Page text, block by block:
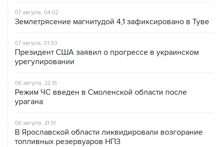
07 августа, 04:02
Землетрясение магнитудой 4,1 зафиксировано в Туве
07 августа, 01:03
Президент США заявил о прогрессе в украинском
урегулировании
06 августа, 22:16
Режим ЧС введен в Смоленской области после
урагана
06 августа, 21:51
В Ярославской области ликвидировали возгорание
топливных резервуаров НПЗ